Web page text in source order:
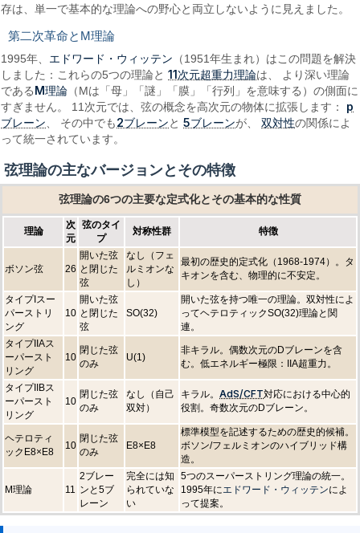
存は、単一で基本的な理論への野心と両立しないように見えました。
第二次革命とM理論
1995年、 エドワード・ウィッテン （1951年生まれ）はこの問題を解決
しました：これらの5つの理論と11次元超重力理論は、 より深い理論
であるM理論 （Mは「母」「謎」「膜」「行列」を意味する）の側面に
すぎません。 11次元では、弦の概念を高次元の物体に拡張します： p
ブレーン 、 その中でも2ブレーンと5ブレーンが、双対性の関係によ
って統一されています。
弦理論の主なバージョンとその特徴
弦理論の6つの主要な定式化とその基本的な性質
理論
次
元
弦のタイ
プ
対称性群 特徴
ボソン弦 26
開いた弦
と閉じた
弦
なし（フェ
ルミオンな
し）
最初の歴史的定式化（1968-1974）。タ
キオンを含む、物理的に不安定。
タイプIスー
パーストリ
ング
10
開いた弦
と閉じた
弦
SO(32)
開いた弦を持つ唯一の理論。双対性によ
ってヘテロティックSO(32)理論と関
連。
タイプIIAス
ーパースト
リング
10
閉じた弦
のみ
U(1)
非キラル。偶数次元のDブレーンを含
む。低エネルギー極限：IIA超重力。
タイプIIBス
ーパースト
リング
10
閉じた弦
のみ
なし（自己
双対）
キラル。 AdS/CFT対応における中心的
役割。奇数次元のDブレーン。
ヘテロティ
ックE8×E8
10
閉じた弦
のみ
E8×E8
標準模型を記述するための歴史的候補。
ボソン/フェルミオンのハイブリッド構
造。
M理論 11
2ブレー
ンと5ブ
レーン
完全には知
られていな
い
5つのスーパーストリング理論の統一。
1995年にエドワード・ウィッテンによ
って提案。